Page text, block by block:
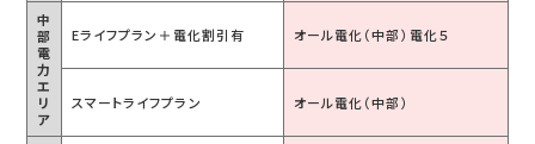
中
部
電
力
エ
リ
ア
Eライフプラン＋ 電化割引有 オール電化（中部）電化５
スマートライフプラン オール電化（中部）